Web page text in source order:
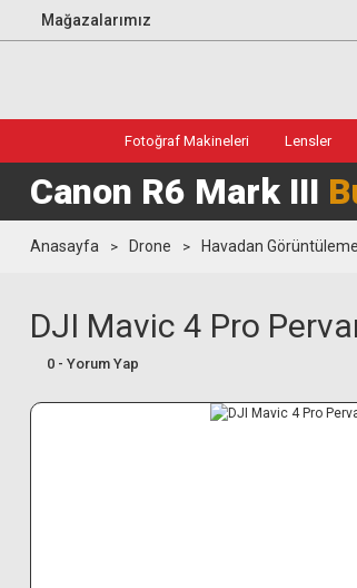
Mağazalarımız
Fotoğraf Makineleri Lensler
Canon R6 Mark III
Anasayfa Drone Havadan
DJI Mavic 4 Pro
0 - Yorum Yap